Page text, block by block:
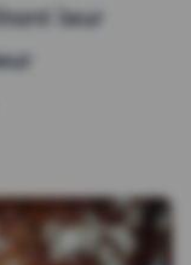
leur